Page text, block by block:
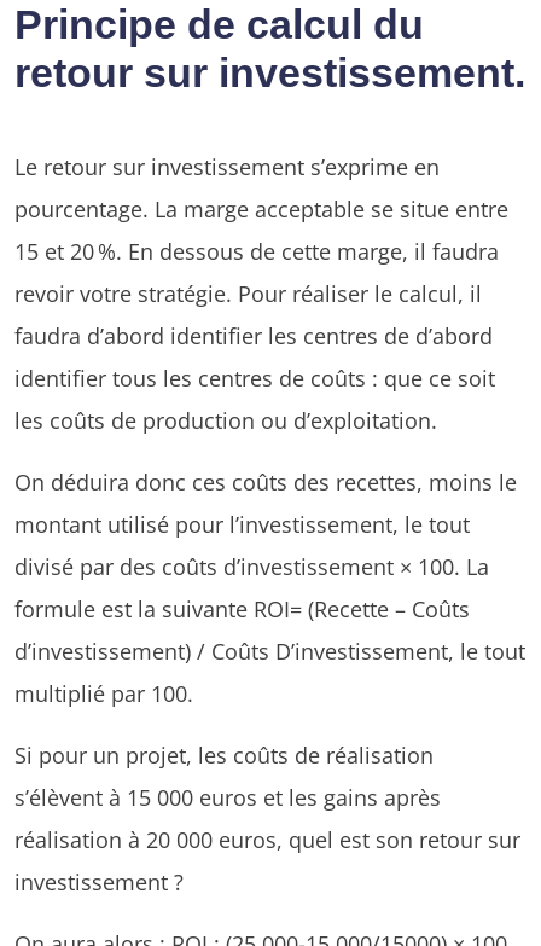
Principe de calcul du
retour sur investissement.
Le retour sur investissement s’exprime en
pourcentage. La marge acceptable se situe entre
15 et 20 %. En dessous de cette marge, il faudra
revoir votre stratégie. Pour réaliser le calcul, il
faudra d’abord identifier les centres de d’abord
identifier tous les centres de coûts : que ce soit
les coûts de production ou d’exploitation.
On déduira donc ces coûts des recettes, moins le
montant utilisé pour l’investissement, le tout
divisé par des coûts d’investissement × 100. La
formule est la suivante ROI= (Recette – Coûts
d’investissement) / Coûts D’investissement, le tout
multiplié par 100.
Si pour un projet, les coûts de réalisation
s’élèvent à 15 000 euros et les gains après
réalisation à 20 000 euros, quel est son retour sur
investissement ?